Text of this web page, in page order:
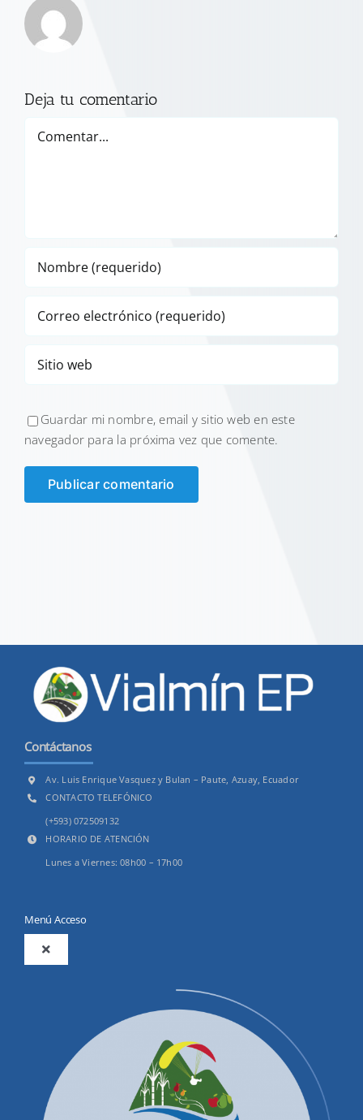
Deja tu comentario
Guardar mi nombre, email y sitio web en este
navegador para la próxima vez que comente.
Contáctanos
Av. Luis Enrique Vasquez y Bulan – Paute, Azuay, Ecuador
CONTACTO TELEFÓNICO
(+593) 072509132
HORARIO DE ATENCIÓN
Lunes a Viernes: 08h00 – 17h00
Menú Acceso
Toggle
Productos y Servicios
Convocatorias Precalificación